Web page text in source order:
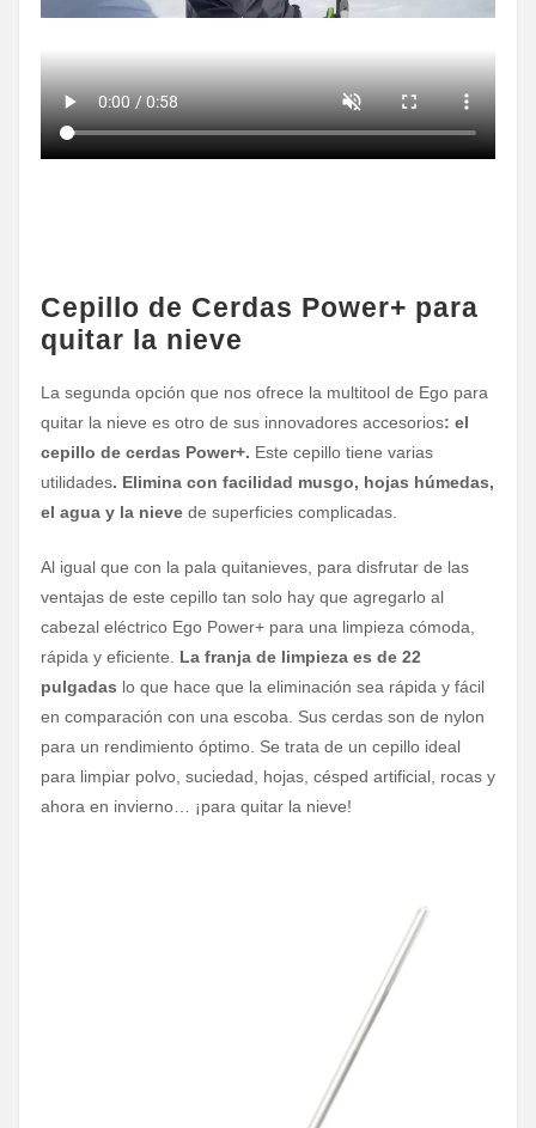
Cepillo de Cerdas Power+ para
quitar la nieve
La segunda opción que nos ofrece la multitool de Ego para
quitar la nieve es otro de sus innovadores accesorios: el
cepillo de cerdas Power+. Este cepillo tiene varias
utilidades. Elimina con facilidad musgo, hojas húmedas,
el agua y la nieve de superficies complicadas.
Al igual que con la pala quitanieves, para disfrutar de las
ventajas de este cepillo tan solo hay que agregarlo al
cabezal eléctrico Ego Power+ para una limpieza cómoda,
rápida y eficiente. La franja de limpieza es de 22
pulgadas lo que hace que la eliminación sea rápida y fácil
en comparación con una escoba. Sus cerdas son de nylon
para un rendimiento óptimo. Se trata de un cepillo ideal
para limpiar polvo, suciedad, hojas, césped artificial, rocas y
ahora en invierno… ¡para quitar la nieve!